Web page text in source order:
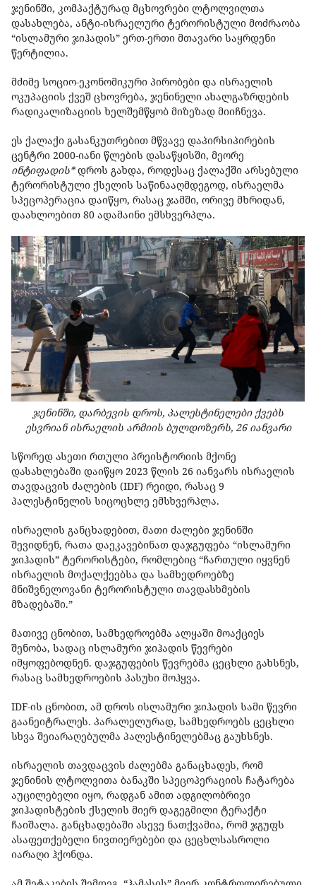
ჯენინში, კომპაქტურად მცხოვრები ლტოლვილთა
დასახლება, ანტი-ისრაელური ტერორისტული მოძრაობა
“ისლამური ჯიჰადის” ერთ-ერთი მთავარი საყრდენი
წერტილია.
მძიმე სოციო-ეკონომიკური პირობები და ისრაელის
ოკუპაციის ქვეშ ცხოვრება, ჯენინელი ახალგაზრდების
რადიკალიზაციის ხელშემწყობ მიზეზად მიიჩნევა.
ეს ქალაქი გასანკუთრებით მწვავე დაპირსიპირების
ცენტრი 2000-იანი წლების დასაწყისში, მეორე
ინტიფადის*დროს გახდა, როდესაც ქალაქში არსებული
ტერორისტული ქსელის საწინააღმდეგოდ, ისრაელმა
სპეცოპერაცია დაიწყო, რასაც ჯამში, ორივე მხრიდან,
დაახლოებით 80 ადამაინი ემსხვერპლა.
ჯენინში, დარბევის დროს, პალესტინელები ქვებს
ესვრიან ისრაელის არმიის ბულდოზერს, 26 იანვარი
სწორედ ასეთი რთული პრეისტორიის მქონე
დასახლებაში დაიწყო 2023 წლის 26 იანვარს ისრაელის
თავდაცვის ძალების (IDF) რეიდი, რასაც 9
პალესტინელის სიცოცხლე ემსხვერპლა.
ისრაელის განცხადებით, მათი ძალები ჯენინში
შევიდნენ, რათა დაეკავებინათ დაჯგუფება “ისლამური
ჯიჰადის” ტერორისტები, რომლებიც “ჩართული იყვნენ
ისრაელის მოქალქეებსა და სამხედროებზე
მნიშვნელოვანი ტერორისტული თავდასხმების
მზადებაში.”
მათივე ცნობით, სამხედროებმა ალყაში მოაქციეს
შენობა, სადაც ისლამური ჯიჰადის წევრები
იმყოფებოდნენ. დაჯგუფების წევრებმა ცეცხლი გახსნეს,
რასაც სამხედროების პასუხი მოჰყვა.
IDF-ის ცნობით, ამ დროს ისლამური ჯიჰადის სამი წევრი
გაანეიტრალეს. პარალელურად, სამხედროებს ცეცხლი
სხვა შეიარაღებულმა პალესტინელებმაც გაუხსნეს.
ისრაელის თავდაცვის ძალებმა განაცხადეს, რომ
ჯენინის ლტოლვითა ბანაკში სპეცოპერაციის ჩატარება
აუცილებელი იყო, რადგან ამით ადგილობრივი
ჯიჰადისტების ქსელის მიერ დაგეგმილი ტერაქტი
ჩაიშალა. განცხადებაში ასევე ნათქვამია, რომ ჯგუფს
ასაფეთქებელი ნივთიერებები და ცეცხლსასროლი
იარაღი ჰქონდა.